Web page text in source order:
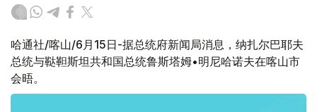
哈通社/喀山/6月15日-据总统府新闻局消息，纳扎尔巴耶夫
总统与鞑靼斯坦共和国总统鲁斯塔姆•明尼哈诺夫在喀山市
会晤。